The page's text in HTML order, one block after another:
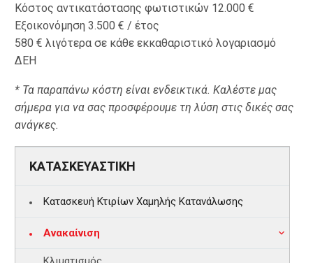
Κόστος αντικατάστασης φωτιστικών 12.000 €
Εξοικονόμηση 3.500 € / έτος
580 € λιγότερα σε κάθε εκκαθαριστικό λογαριασμό
ΔΕΗ
* Τα παραπάνω κόστη είναι ενδεικτικά. Καλέστε μας
σήμερα για να σας προσφέρουμε τη λύση στις δικές σας
ανάγκες.
ΚΑΤΑΣΚΕΥΑΣΤΙΚΗ
Κατασκευή Κτιρίων Χαμηλής Κατανάλωσης
Ανακαίνιση